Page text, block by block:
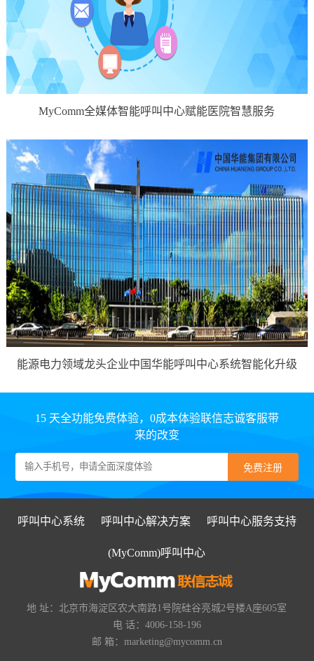
MyComm全媒体智能呼叫中心赋能医院智慧服务
能源电力领域龙头企业中国华能呼叫中心系统智能化升级
15 天全功能免费体验，0成本体验联信志诚客服带
来的改变
呼叫中心系统 呼叫中心解决方案 呼叫中心服务支持
(MyComm)呼叫中心
地 址：北京市海淀区农大南路1号院硅谷亮城2号楼A座605室
电 话：4006-158-196
邮 箱：marketing@mycomm.cn